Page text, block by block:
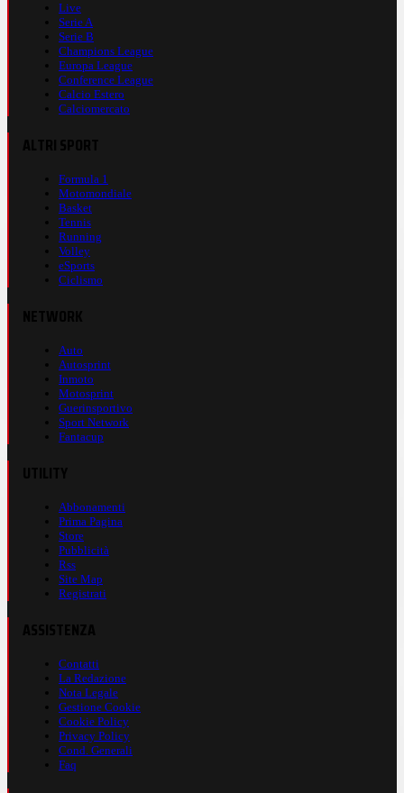
Live
Serie A
Serie B
Champions League
Europa League
Conference League
Calcio Estero
Calciomercato
Formula 1
Motomondiale
Basket
Tennis
Running
Volley
eSports
Ciclismo
Auto
Autosprint
Inmoto
Motosprint
Guerinsportivo
Sport Network
Fantacup
Abbonamenti
Prima Pagina
Store
Pubblicità
Rss
Site Map
Registrati
Contatti
La Redazione
Nota Legale
Gestione Cookie
Cookie Policy
Privacy Policy
Cond. Generali
Faq